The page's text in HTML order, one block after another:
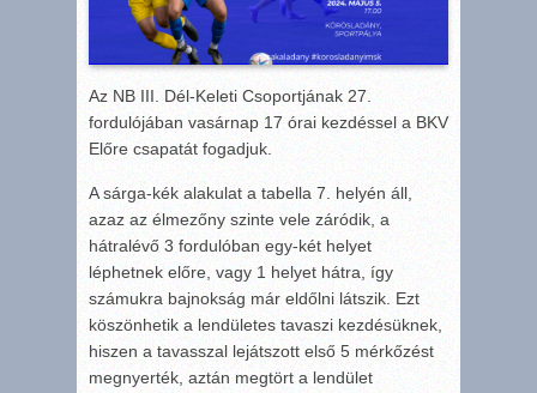
Az NB III. Dél-Keleti Csoportjának 27.
fordulójában vasárnap 17 órai kezdéssel a BKV
Előre csapatát fogadjuk.
A sárga-kék alakulat a tabella 7. helyén áll,
azaz az élmezőny szinte vele záródik, a
hátralévő 3 fordulóban egy-két helyet
léphetnek előre, vagy 1 helyet hátra, így
számukra bajnokság már eldőlni látszik. Ezt
köszönhetik a lendületes tavaszi kezdésüknek,
hiszen a tavasszal lejátszott első 5 mérkőzést
megnyerték, aztán megtört a lendület